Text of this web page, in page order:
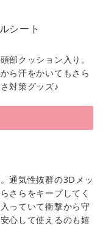
シート
部クッション入り。
ら汗をかいてもさら
対策グッズ♪
通気性抜群の3Dメッ
さらをキープしてく
っていて衝撃から守
心して使えるのも嬉